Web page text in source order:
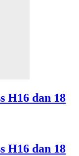
H16 dan 18
H16 dan 18